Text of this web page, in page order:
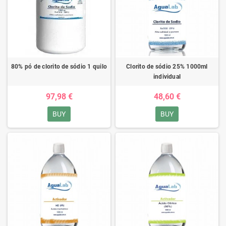
80% pó de clorito de sódio 1 quilo
97,98 €
BUY
Clorito de sódio 25% 1000ml
individual
48,60 €
BUY